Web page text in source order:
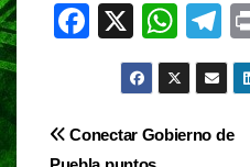
F
e
X
W
h
at
s
T
el
e
gr
Navegación
Conectar Gobierno de